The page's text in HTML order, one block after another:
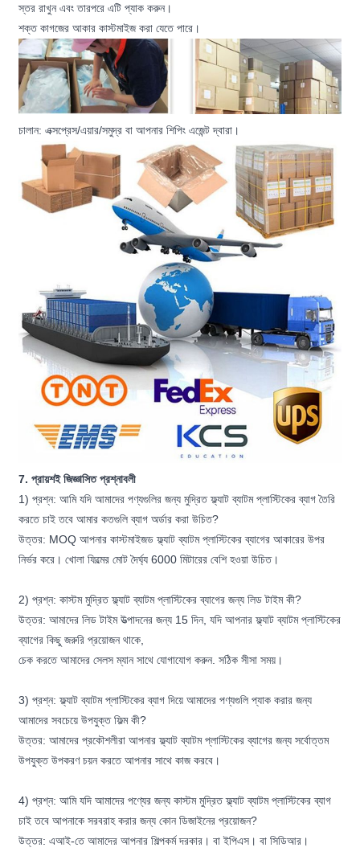
স্তর রাখুন এবং তারপরে এটি প্যাক করুন।
শক্ত কাগজের আকার কাস্টমাইজ করা যেতে পারে।
চালান: এক্সপ্রেস/এয়ার/সমুদ্র বা আপনার শিপিং এজেন্ট দ্বারা।
7. প্রায়শই জিজ্ঞাসিত প্রশ্নাবলী
1) প্রশ্ন: আমি যদি আমাদের পণ্যগুলির জন্য মুদ্রিত ফ্ল্যাট ব্যাটম প্লাস্টিকের ব্যাগ তৈরি
করতে চাই তবে আমার কতগুলি ব্যাগ অর্ডার করা উচিত?
উত্তর: MOQ আপনার কাস্টমাইজড ফ্ল্যাট ব্যাটম প্লাস্টিকের ব্যাগের আকারের উপর
নির্ভর করে। খোলা ফিল্মের মোট দৈর্ঘ্য 6000 মিটারের বেশি হওয়া উচিত।
2) প্রশ্ন: কাস্টম মুদ্রিত ফ্ল্যাট ব্যাটম প্লাস্টিকের ব্যাগের জন্য লিড টাইম কী?
উত্তর: আমাদের লিড টাইম উত্পাদনের জন্য 15 দিন, যদি আপনার ফ্ল্যাট ব্যাটম প্লাস্টিকের
ব্যাগের কিছু জরুরি প্রয়োজন থাকে,
চেক করতে আমাদের সেলস ম্যান সাথে যোগাযোগ করুন. সঠিক সীসা সময়।
3) প্রশ্ন: ফ্ল্যাট ব্যাটম প্লাস্টিকের ব্যাগ দিয়ে আমাদের পণ্যগুলি প্যাক করার জন্য
আমাদের সবচেয়ে উপযুক্ত ফিল্ম কী?
উত্তর: আমাদের প্রকৌশলীরা আপনার ফ্ল্যাট ব্যাটম প্লাস্টিকের ব্যাগের জন্য সর্বোত্তম
উপযুক্ত উপকরণ চয়ন করতে আপনার সাথে কাজ করবে।
4) প্রশ্ন: আমি যদি আমাদের পণ্যের জন্য কাস্টম মুদ্রিত ফ্ল্যাট ব্যাটম প্লাস্টিকের ব্যাগ
চাই তবে আপনাকে সরবরাহ করার জন্য কোন ডিজাইনের প্রয়োজন?
উত্তর: এআই-তে আমাদের আপনার শিল্পকর্ম দরকার। বা ইপিএস। বা সিডিআর।